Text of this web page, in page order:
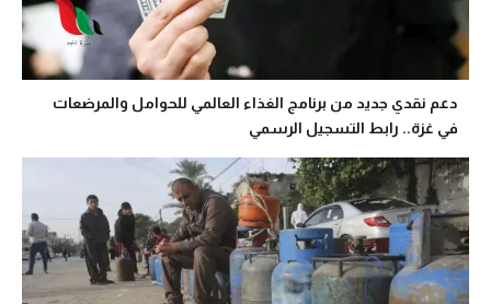
دعم نقدي جديد من برنامج الغذاء العالمي للحوامل والمرضعات
في غزة.. رابط التسجيل الرسمي